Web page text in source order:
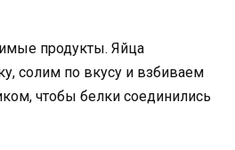
продукты. Яйца
солим по вкусу и взбиваем
чтобы белки соединились